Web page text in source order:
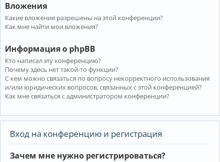
Вложения
Какие вложения разрешены на этой конференции?
Как мне найти мои вложения?
Информация о phpBB
Кто написал эту конференцию?
Почему здесь нет такой-то функции?
С кем можно связаться по вопросу некорректного использования
и/или юридических вопросов, связанных с этой конференцией?
Как мне связаться с администратором конференции?
Вход на конференцию и регистрация
Зачем мне нужно регистрироваться?